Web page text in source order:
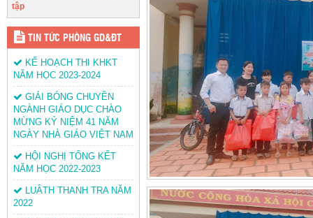
tập
TIN TỨC PHÒNG GD&ĐT
KẾ HOẠCH THI KHKT
NĂM HỌC 2023-2024
GIẢI BÓNG CHUYỀN
NGÀNH GIÁO DỤC CHÀO
MỪNG KỶ NIỆM 41 NĂM
NGÀY NHÀ GIÁO VIỆT NAM
HỘI NGHỊ TỔNG KẾT
NĂM HỌC 2022-2023
LUÂTH THANH TRA NĂM
2022